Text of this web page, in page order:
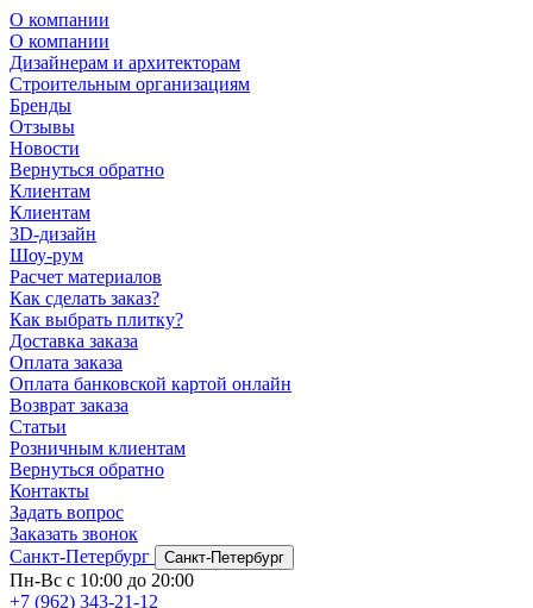
О компании
О компании
Дизайнерам и архитекторам
Строительным организациям
Бренды
Отзывы
Новости
Вернуться обратно
Клиентам
Клиентам
3D-дизайн
Шоу-рум
Расчет материалов
Как сделать заказ?
Как выбрать плитку?
Доставка заказа
Оплата заказа
Оплата банковской картой онлайн
Возврат заказа
Статьи
Розничным клиентам
Вернуться обратно
Контакты
Задать вопрос
Заказать звонок
Санкт-Петербург
Санкт-Петербург
Пн-Вс с 10:00 до 20:00
+7 (962) 343-21-12